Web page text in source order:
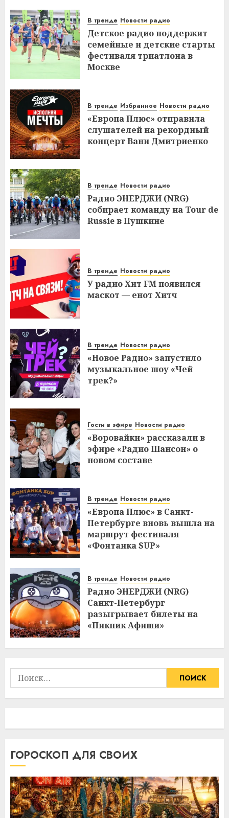
В тренде Новости радио
Детское радио поддержит
семейные и детские старты
фестиваля триатлона в
Москве
В тренде Избранное Новости радио
«Европа Плюс» отправила
слушателей на рекордный
концерт Вани Дмитриенко
В тренде Новости радио
Радио ЭНЕРДЖИ (NRG)
собирает команду на Tour de
Russie в Пушкине
В тренде Новости радио
У радио Хит FM появился
маскот — енот Хитч
В тренде Новости радио
«Новое Радио» запустило
музыкальное шоу «Чей
трек?»
Гости в эфире Новости радио
«Воровайки» рассказали в
эфире «Радио Шансон» о
новом составе
В тренде Новости радио
«Европа Плюс» в Санкт-
Петербурге вновь вышла на
маршрут фестиваля
«Фонтанка SUP»
В тренде Новости радио
Радио ЭНЕРДЖИ (NRG)
Санкт-Петербург
разыгрывает билеты на
«Пикник Афиши»
Найти:
ГОРОСКОП ДЛЯ СВОИХ